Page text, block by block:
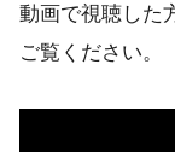
動画で視聴した
ご覧ください。